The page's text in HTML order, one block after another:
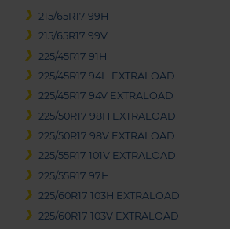
215/65R17 99H
215/65R17 99V
225/45R17 91H
225/45R17 94H EXTRALOAD
225/45R17 94V EXTRALOAD
225/50R17 98H EXTRALOAD
225/50R17 98V EXTRALOAD
225/55R17 101V EXTRALOAD
225/55R17 97H
225/60R17 103H EXTRALOAD
225/60R17 103V EXTRALOAD